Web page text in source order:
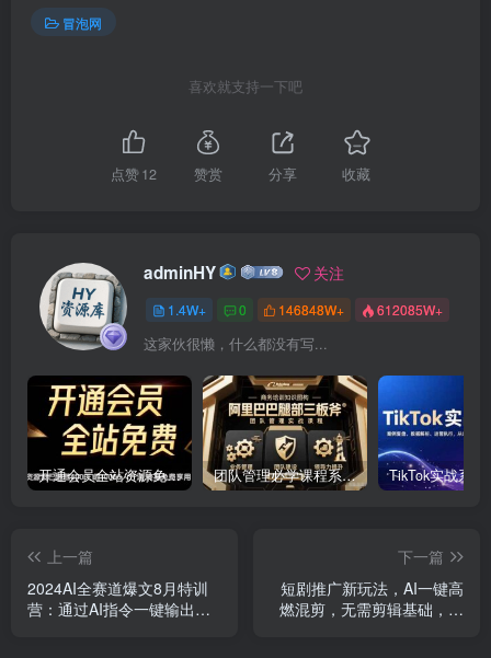
冒泡网
喜欢就支持一下吧
点赞12 赞赏 分享 收藏
adminHY 关注
1.4W+ 0 146848W+ 612085W+
这家伙很懒，什么都没有写...
开通会员全站资源免费下载 开通VIP会员 HY资源库 团队管理必学课程系列，阿里巴巴“腿部三板斧”
上一篇
2024AI全赛道爆文8月特训
营：通过AI指令一键输出爆
下一篇
短剧推广新玩法，AI一键高
燃混剪，无需剪辑基础，条